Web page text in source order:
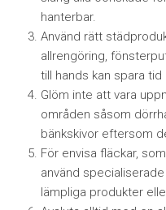
hanterbar.
Använd rätt
allrengöring,
till hands kan spara
Glöm inte att vara
områden såsom
bänkskivor eftersom
För envisa fläckar,
använd
lämpliga produkter